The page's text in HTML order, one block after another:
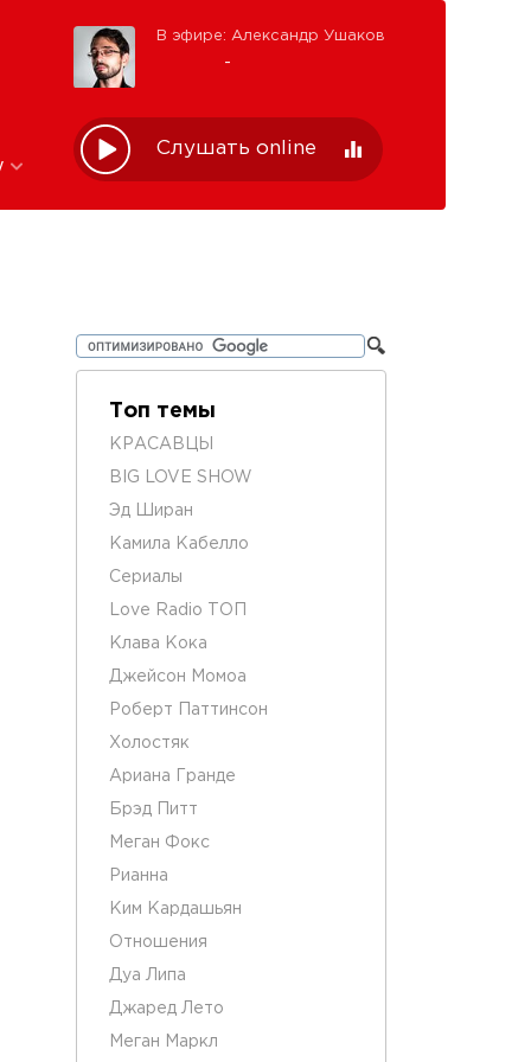
В эфире: Александр Ушаков
Слушать online
Топ темы
КРАСАВЦЫ
BIG LOVE SHOW
Эд Ширан
Камила Кабелло
Сериалы
Love Radio ТОП
Клава Кока
Джейсон Момоа
Роберт Паттинсон
Холостяк
Ариана Гранде
Брэд Питт
Меган Фокс
Рианна
Ким Кардашьян
Отношения
Дуа Липа
Джаред Лето
Меган Маркл